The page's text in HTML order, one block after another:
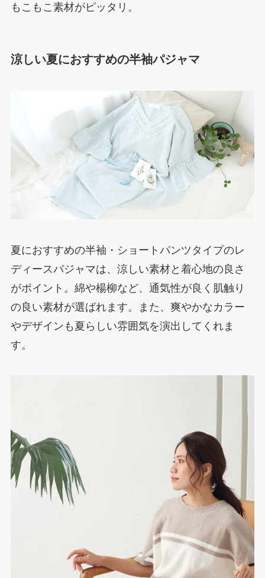
もこもこ素材がピッタリ。
涼しい夏におすすめの半袖パジャマ
夏におすすめの半袖・ショートパンツタイプのレ
ディースパジャマは、涼しい素材と着心地の良さ
がポイント。綿や楊柳など、通気性が良く肌触り
の良い素材が選ばれます。また、爽やかなカラー
やデザインも夏らしい雰囲気を演出してくれま
す。